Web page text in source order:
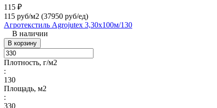
115 ₽
115 руб/м2 (37950 руб/eд)
Агротекстиль Agrojutex 3,30х100м/130
В наличии
В корзину
Плотность, г/м2
:
130
Площадь, м2
:
330